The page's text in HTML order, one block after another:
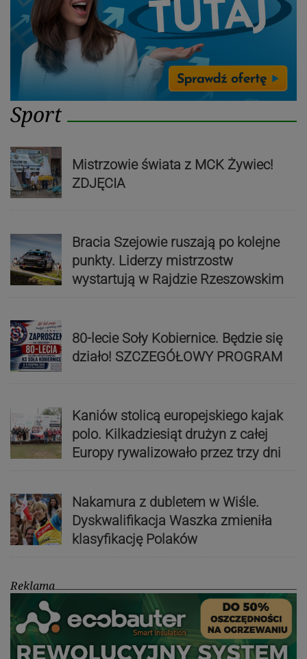
Sport
Mistrzowie świata z MCK Żywiec!
ZDJĘCIA
Bracia Szejowie ruszają po kolejne
punkty. Liderzy mistrzostw
wystartują w Rajdzie Rzeszowskim
80-lecie Soły Kobiernice. Będzie się
działo! SZCZEGÓŁOWY PROGRAM
Kaniów stolicą europejskiego kajak
polo. Kilkadziesiąt drużyn z całej
Europy rywalizowało przez trzy dni
Nakamura z dubletem w Wiśle.
Dyskwalifikacja Waszka zmieniła
klasyfikację Polaków
Reklama